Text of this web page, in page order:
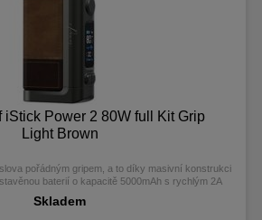
iStick Power 2 80W full Kit Grip
Light Brown
pořádným gripem, a to díky masivní konstrukci
baterií o kapacitě 5000mAh s rychlým 2A
SMART a VOLTAGE, které mají funkci inteligentního
Skladem